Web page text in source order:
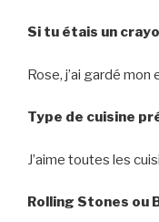
Si tu étais un
Rose, j’ai gardé
Type de cuisine
J’aime toutes les
Rolling Stones ou